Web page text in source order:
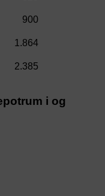
900
1.864
2.385
i og